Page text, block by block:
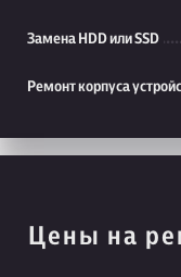
Замена HDD или SSD
Ремонт корпуса
Цены на